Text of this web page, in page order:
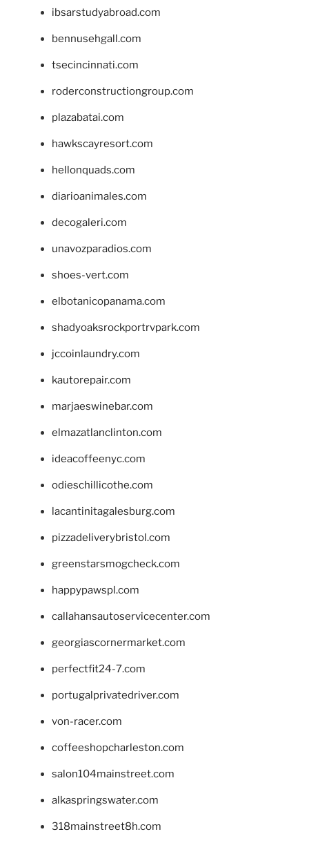
ibsarstudyabroad.com
bennusehgall.com
tsecincinnati.com
roderconstructiongroup.com
plazabatai.com
hawkscayresort.com
hellonquads.com
diarioanimales.com
decogaleri.com
unavozparadios.com
shoes-vert.com
elbotanicopanama.com
shadyoaksrockportrvpark.com
jccoinlaundry.com
kautorepair.com
marjaeswinebar.com
elmazatlanclinton.com
ideacoffeenyc.com
odieschillicothe.com
lacantinitagalesburg.com
pizzadeliverybristol.com
greenstarsmogcheck.com
happypawspl.com
callahansautoservicecenter.com
georgiascornermarket.com
perfectfit24-7.com
portugalprivatedriver.com
von-racer.com
coffeeshopcharleston.com
salon104mainstreet.com
alkaspringswater.com
318mainstreet8h.com